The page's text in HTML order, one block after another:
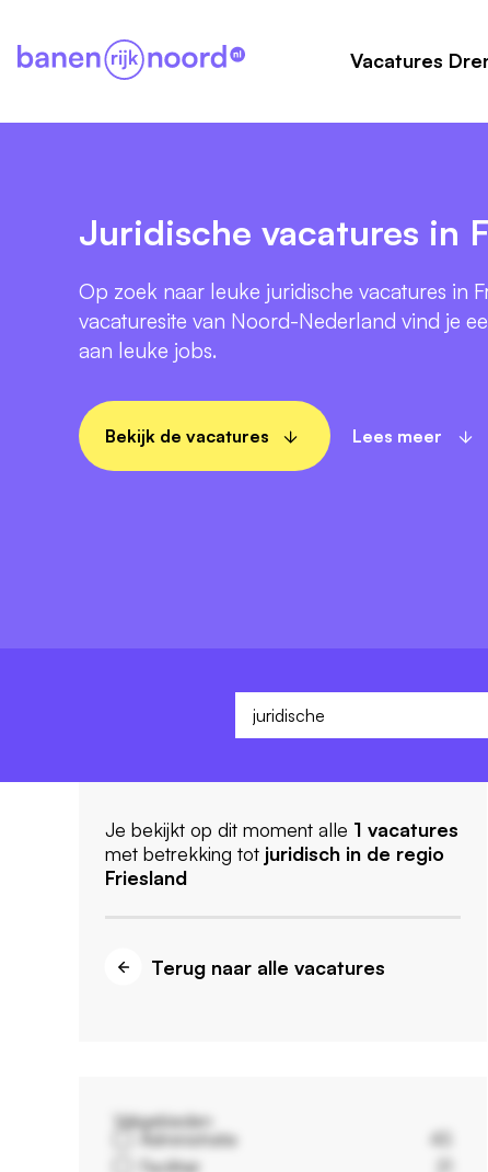
Vacatures
Juridische vacatures in
Op zoek naar leuke juridische vacatures in
vacaturesite van Noord-Nederland vind je
aan leuke jobs.
Bekijk de vacatures Lees meer
Je bekijkt op dit moment alle 1 vacatures
met betrekking tot juridisch in de regio
Friesland
Terug naar alle vacatures
Vakgebieden
Administratie
43
Facilitair